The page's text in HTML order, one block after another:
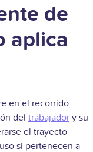
de
aplica
en el recorrido
del trabajador y su
el trayecto
si pertenecen a